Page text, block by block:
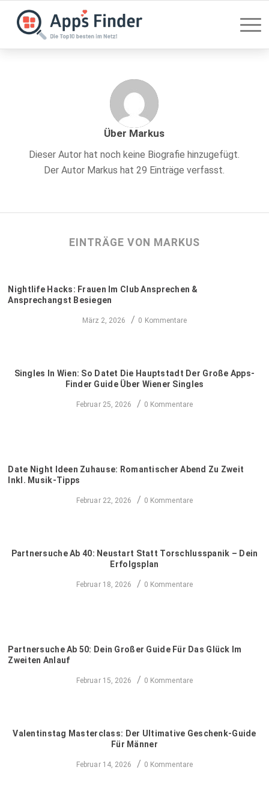
Über Markus
Dieser Autor hat noch keine Biografie hinzugefügt.
Der Autor Markus hat 29 Einträge verfasst.
EINTRÄGE VON MARKUS
Nightlife Hacks: Frauen Im Club Ansprechen &
Ansprechangst Besiegen
März 2, 2026 / 0 Kommentare
Singles In Wien: So Datet Die Hauptstadt Der Große Apps-
Finder Guide Über Wiener Singles
Februar 25, 2026 / 0 Kommentare
Date Night Ideen Zuhause: Romantischer Abend Zu Zweit
Inkl. Musik-Tipps
Februar 22, 2026 / 0 Kommentare
Partnersuche Ab 40: Neustart Statt Torschlusspanik – Dein
Erfolgsplan
Februar 18, 2026 / 0 Kommentare
Partnersuche Ab 50: Dein Großer Guide Für Das Glück Im
Zweiten Anlauf
Februar 15, 2026 / 0 Kommentare
Valentinstag Masterclass: Der Ultimative Geschenk-Guide
Für Männer
Februar 14, 2026 / 0 Kommentare